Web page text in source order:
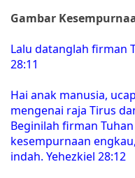
Gambar
Lalu datanglah firman
28:11
Hai anak manusia,
mengenai raja Tirus
Beginilah firman
kesempurnaan
indah. Yehezkiel 28:12